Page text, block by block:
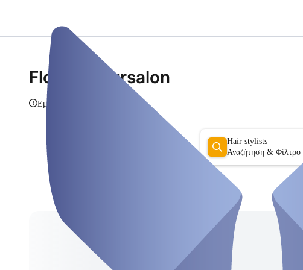
Flo's Friseursalon
Εμφάνιση πληροφοριών
Hair stylists
Αναζήτηση & Φίλτρο